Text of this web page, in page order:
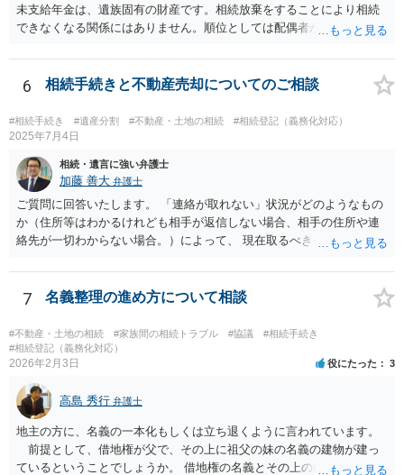
明郵便などの方法で手紙を送る。 電話やメールで連絡が取れないとき
は、公的な通知手段として内容証明郵便を使い、「遺産分割協議をし
います。 ３．それでも連絡がつかない／返信がない場合 義母が行方不
明状態で、所在が確認できない場合：「不在者財産管理人の選任」を
家庭裁判所に申し立てて、管理人を通じて手続を進める方法が検討さ
れます。 また、住所は分かるが、意図的に連絡を無視されている／協
議に応じない場合は、家庭裁判所に「遺産分割調停」を申し立てて、
方法で進めるべきか、という点に関して公開の場でアドバイスするの
にも限界があるかと思いますので、具体的な資料等をご持参の上、弁
護士の相談されることをお勧めします。
未支給年金は、遺族固有の財産です。相続放棄をすることにより相続
できなくなる関係にはありません。順位としては配偶者が第一順位で
6 相続手続きと不動産売却についてのご相談
#相続手続き #遺産分割 #不動産・土地の相続 #相続登記（義務化対応）
2025年7月4日
相続・遺言に強い弁護士
加藤 善大 弁護士
ご質問に回答いたします。 「連絡が取れない」状況がどのようなもの
か（住所等はわかるけれども相手が返信しない場合、相手の住所や連
絡先が一切わからない場合。）によって、 現在取るべき手段は異なり
す。 その場合、例えば、弁護士によっては、本来であればご依頼時に
お支払いになる必要がある着手金の支払時期を、ご質問者様が遺産を
受け取った後にする契約で依頼を受ける場合もあります。 可能であれ
ば、ご依頼になるかは別にして、お近くの弁護士に直接相談されて、
費用の支払を含めた今後の対応についてアドバイスを求めることをお
すすめいたします。 ご参考にしていただけますと幸いです。
7 名義整理の進め方について相談
#不動産・土地の相続 #家族間の相続トラブル #協議
#相続手続き
#相続登記（義務化対応）
2026年2月3日 役にたった 3
高島 秀行 弁護士
地主の方に、名義の一本化もしくは立ち退くように言われています。
前提として、借地権が父で、その上に祖父の妹の名義の建物が建っ
ているということでしょうか。 借地権の名義とその上の建物の名義が